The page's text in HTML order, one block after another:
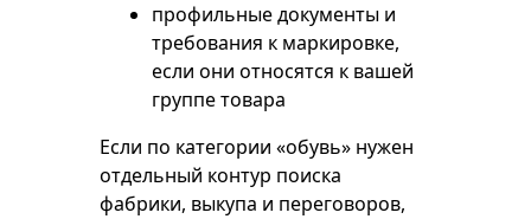
профильные документы и
требования к маркировке,
если они относятся к вашей
группе товара
Если по категории «обувь» нужен
отдельный контур поиска
фабрики, выкупа и переговоров,